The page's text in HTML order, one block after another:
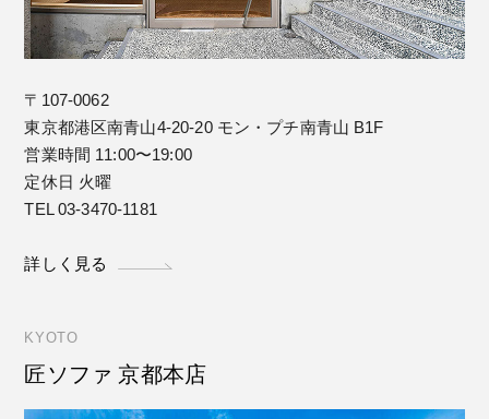
〒107-0062
東京都港区南青山4-20-20 モン・プチ南青山 B1F
営業時間 11:00〜19:00
定休日 火曜
TEL 03-3470-1181
詳しく見る
KYOTO
匠ソファ 京都本店